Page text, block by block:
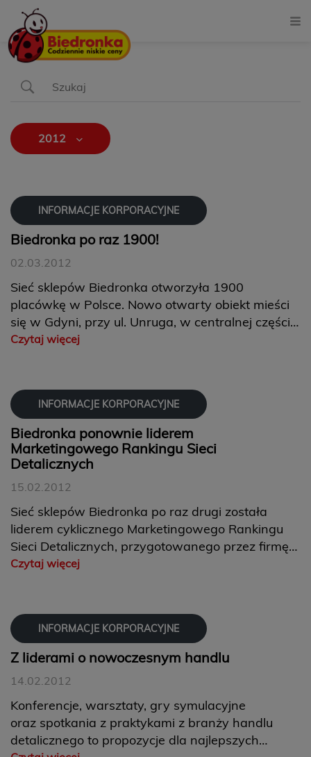
2012
INFORMACJE KORPORACYJNE
Biedronka po raz 1900!
02.03.2012
Sieć sklepów Biedronka otworzyła 1900
placówkę w Polsce. Nowo otwarty obiekt mieści
się w Gdyni, przy ul. Unruga, w centralnej części
dzielnicy Obłuże. Jest to już 15 sklep firmy
Czytaj więcej
INFORMACJE KORPORACYJNE
Biedronka ponownie liderem
Marketingowego Rankingu Sieci
Detalicznych
15.02.2012
Sieć sklepów Biedronka po raz drugi została
liderem cyklicznego Marketingowego Rankingu
Sieci Detalicznych, przygotowanego przez firmę
badawczą Kondej Marketing. Wyprzedziła tym
Czytaj więcej
INFORMACJE KORPORACYJNE
Z liderami o nowoczesnym handlu
14.02.2012
Konferencje, warsztaty, gry symulacyjne
oraz spotkania z praktykami z branży handlu
detalicznego to propozycje dla najlepszych